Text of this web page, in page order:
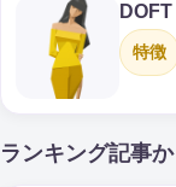
DOFT
特徴
ランキング記事